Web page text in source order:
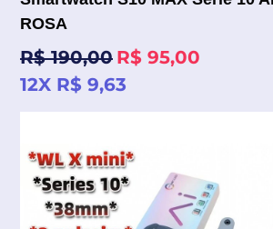
ROSA
Preço
normal
R$ 190,00 R$ 95,00
12X R$ 9,63